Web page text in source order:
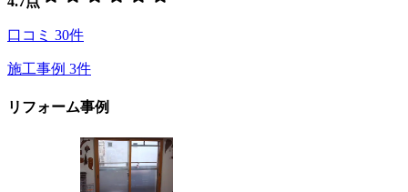
口コミ 30件
施工事例 3件
リフォーム事例